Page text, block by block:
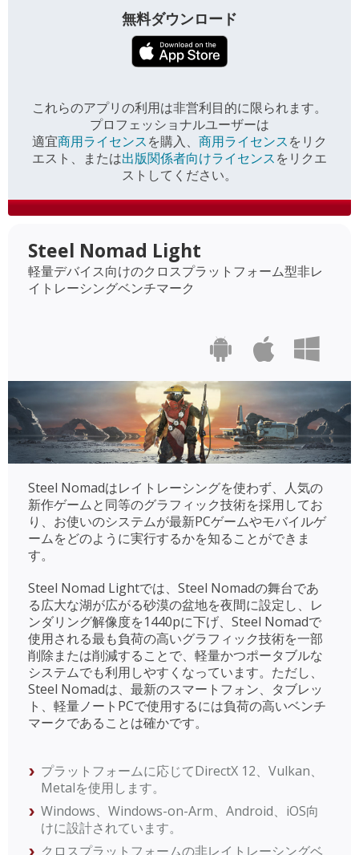
無料ダウンロード
これらのアプリの利用は非営利目的に限られます。
プロフェッショナルユーザーは
適宜商用ライセンスを購入、 商用ライセンスをリク
エスト、または出版関係者向けライセンスをリクエ
ストしてください。
Steel Nomad Light
軽量デバイス向けのクロスプラットフォーム型非レ
イトレーシングベンチマーク
Steel Nomadはレイトレーシングを使わず、人気の
新作ゲームと同等のグラフィック技術を採用してお
り、お使いのシステムが最新PCゲームやモバイルゲ
ームをどのように実行するかを知ることができま
す。
Steel Nomad Lightでは、Steel Nomadの舞台であ
る広大な湖が広がる砂漠の盆地を夜間に設定し、レ
ンダリング解像度を1440pに下げ、Steel Nomadで
使用される最も負荷の高いグラフィック技術を一部
削除または削減することで、軽量かつポータブルな
システムでも利用しやすくなっています。ただし、
Steel Nomadは、最新のスマートフォン、タブレッ
ト、軽量ノートPCで使用するには負荷の高いベンチ
マークであることは確かです。
プラットフォームに応じてDirectX 12、Vulkan、
Metalを使用します。
Windows、Windows-on-Arm、Android、iOS向
けに設計されています。
クロスプラットフォームの非レイトレーシングベ